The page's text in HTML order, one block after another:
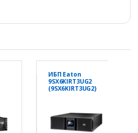
ИБП Eaton
9SX6KIRT3UG2
(9SX6KIRT3UG2)